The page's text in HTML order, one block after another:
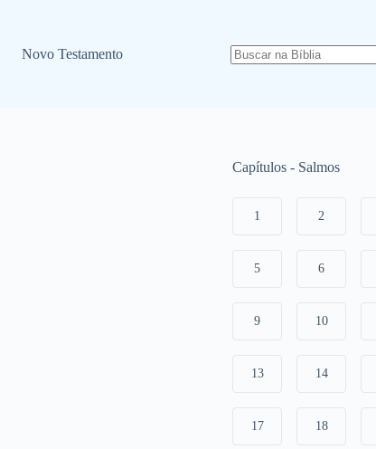
Novo Testamento
Capítulos - Salmos
1 2
5 6
9 10
13 14
17 18